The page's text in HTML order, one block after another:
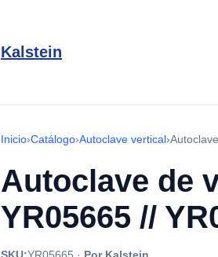
Kalstein
Inicio›Catálogo›Autoclave vertical›
Autoclave de
YR05665 //